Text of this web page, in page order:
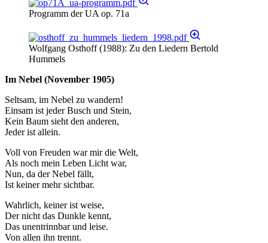
Programm der UA op. 71a
Wolfgang Osthoff (1988): Zu den Liedern Bertold
Hummels
Im Nebel (November 1905)
Seltsam, im Nebel zu wandern!
Einsam ist jeder Busch und Stein,
Kein Baum sieht den anderen,
Jeder ist allein.
Voll von Freuden war mir die Welt,
Als noch mein Leben Licht war,
Nun, da der Nebel fällt,
Ist keiner mehr sichtbar.
Wahrlich, keiner ist weise,
Der nicht das Dunkle kennt,
Das unentrinnbar und leise.
Von allen ihn trennt.